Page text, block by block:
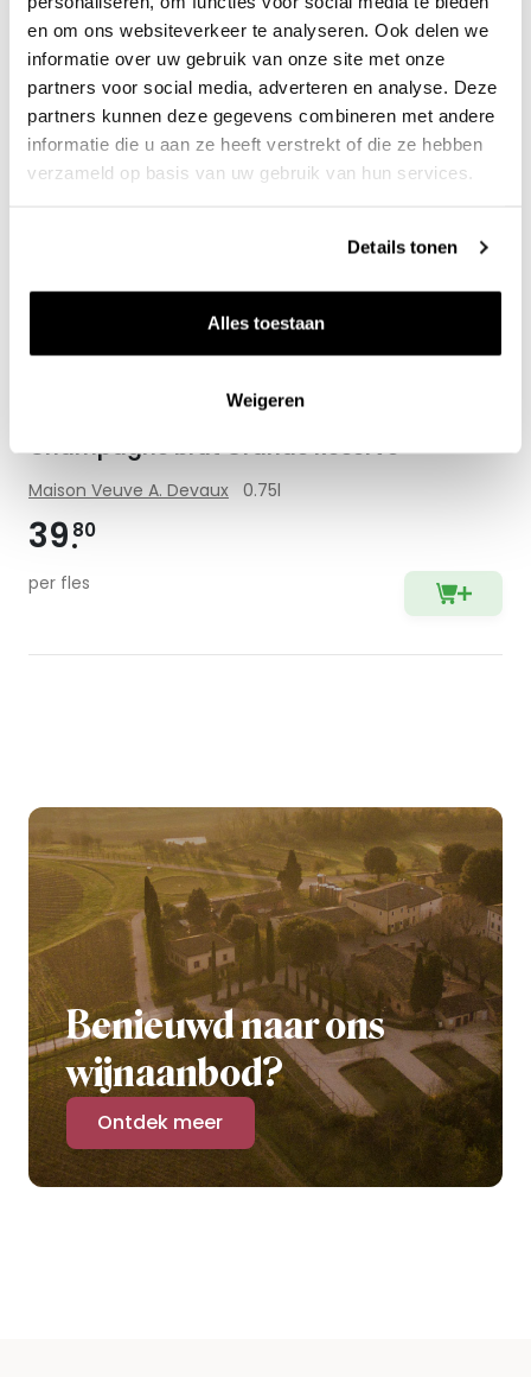
en om ons websiteverkeer te analyseren. Ook delen we
informatie over uw gebruik van onze site met onze
partners voor social media, adverteren en analyse. Deze
partners kunnen deze gegevens combineren met andere
informatie die u aan ze heeft verstrekt of die ze hebben
verzameld op basis van uw gebruik van hun services.
Details tonen
Alles toestaan
Weigeren
Uitverkocht
Zet
Champagne brut Grande Réserve
Maison Veuve A. Devaux 0.75l
39 80
per fles
Benieuwd naar ons
wijnaanbod?
Ontdek meer